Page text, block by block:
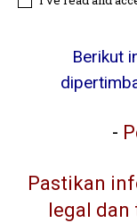
Berikut
-
Pastikan
legal